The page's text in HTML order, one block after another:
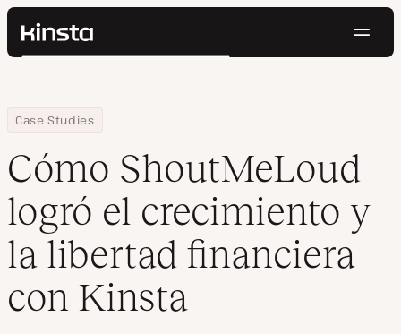
Kinsta®
Precios
Contacto
Buscar
Home
Empresa
Case Studies
Cómo ShoutMeLoud logró el crecimiento y la libertad financiera
Cómo ShoutMeLoud
logró el crecimiento y
la libertad financiera
con Kinsta